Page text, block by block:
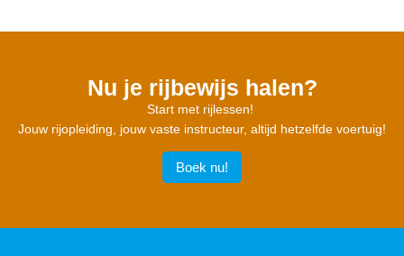
Nu je rijbewijs halen?
Start met rijlessen!
Jouw rijopleiding, jouw vaste instructeur, altijd hetzelfde voertuig!
Boek nu!